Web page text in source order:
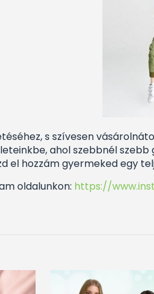
s szívesen
ahol szebbnél
el hozzám gyermeked egy
oldalunkon: https://